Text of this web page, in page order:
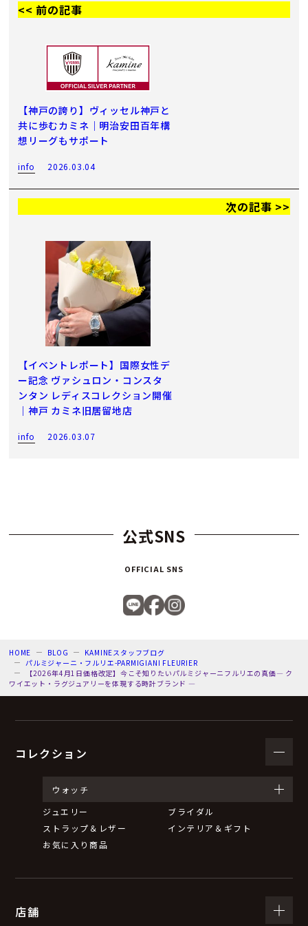
<< 前の記事
【神戸の誇り】ヴィッセル神戸と
共に歩むカミネ｜明治安田百年構
想リーグもサポート
info 2026.03.04
次の記事 >>
【イベントレポート】国際女性デ
ー記念 ヴァシュロン・コンスタ
ンタン レディスコレクション開催
｜神戸 カミネ旧居留地店
info 2026.03.07
公式SNS
OFFICIAL SNS
HOME BLOG
KAMINEスタッフブログ
パルミジャーニ・フルリエ-PARMIGIANI FLEURIER
【2026年4月1日価格改定】今こそ知りたいパルミジャーニフルリエの真価― ク
ワイエット・ラグジュアリーを体現する時計ブランド ―
コレクション
ウォッチ
ジュエリー
ブライダル
ストラップ＆レザー
インテリア＆ギフト
お気に入り商品
店舗